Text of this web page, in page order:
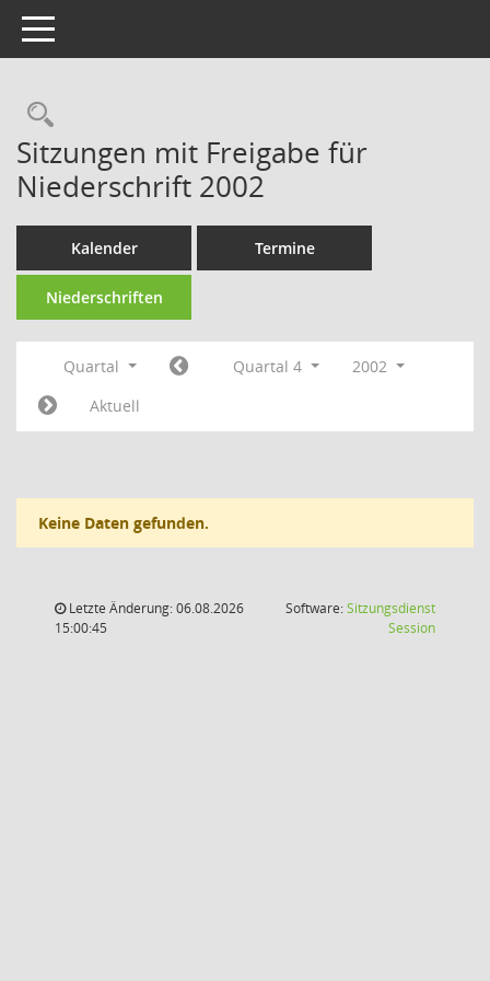
Toggle navigation
Rechercheauswahl
Sitzungen mit Freigabe für
Niederschrift 2002
Kalender Termine
Niederschriften
Quartal Quartal 4
2002
Aktuell
Keine Daten gefunden.
Letzte Änderung: 06.08.2026
15:00:45
Software:Sitzungsdienst
Session(Wird in